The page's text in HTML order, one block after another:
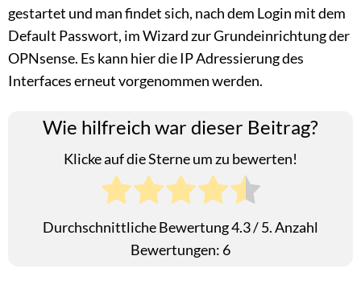
gestartet und man findet sich, nach dem Login mit dem
Default Passwort, im Wizard zur Grundeinrichtung der
OPNsense. Es kann hier die IP Adressierung des
Interfaces erneut vorgenommen werden.
Wie hilfreich war dieser Beitrag?
Klicke auf die Sterne um zu bewerten!
Durchschnittliche Bewertung4.3/ 5. Anzahl
Bewertungen: 6